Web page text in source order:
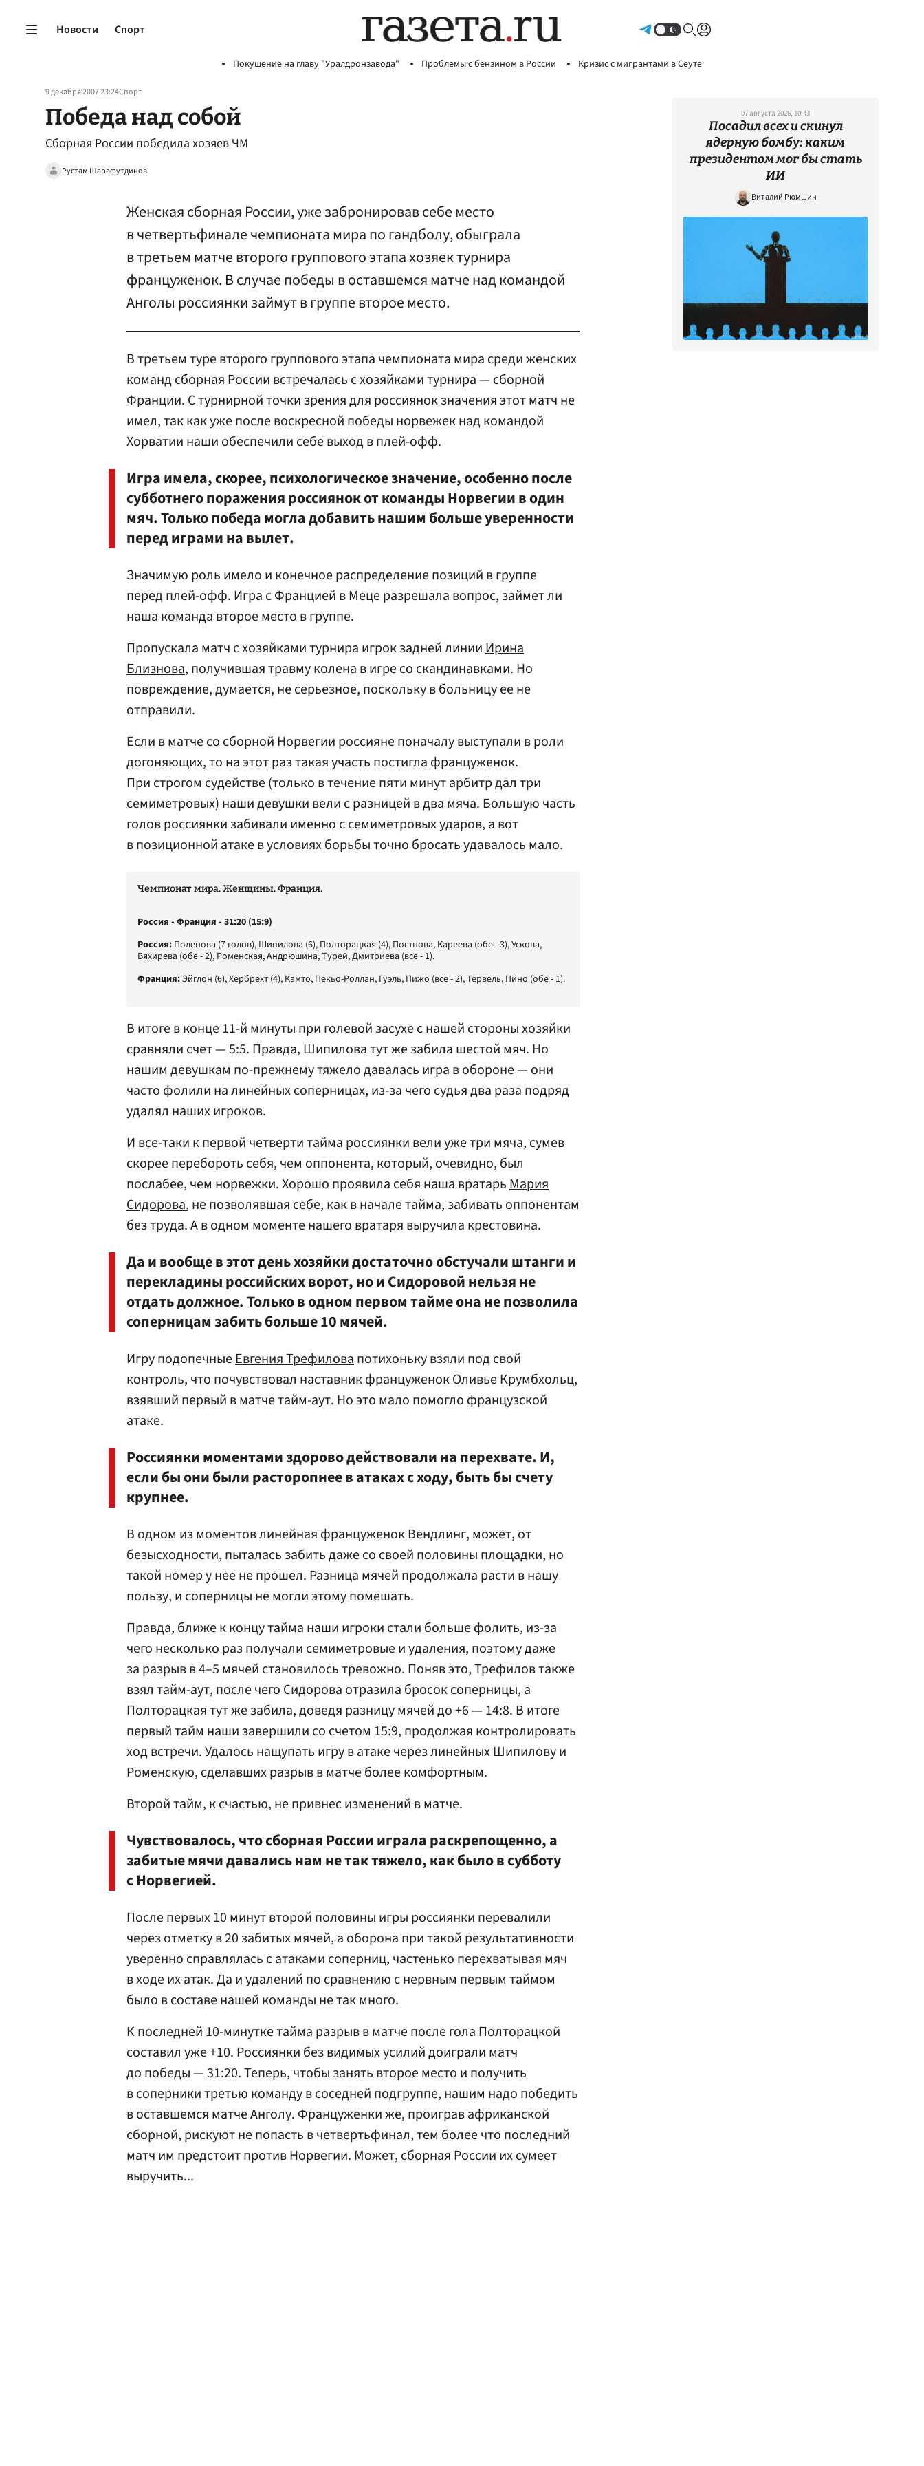
Новости Спорт
Покушение на главу "Уралдронзавода" Проблемы с бензином в России Кризис с мигрантами в Сеуте
9 декабря 2007 23:24Спорт
Победа над собой
Сборная России победила хозяев ЧМ
Рустам Шарафутдинов
Женская сборная России, уже забронировав себе место
в четвертьфинале чемпионата мира по гандболу, обыграла
в третьем матче второго группового этапа хозяек турнира
француженок. В случае победы в оставшемся матче над командой
Анголы россиянки займут в группе второе место.
В третьем туре второго группового этапа чемпионата мира среди женских
команд сборная России встречалась с хозяйками турнира — сборной
Франции. С турнирной точки зрения для россиянок значения этот матч не
имел, так как уже после воскресной победы норвежек над командой
Хорватии наши обеспечили себе выход в плей-офф.
Игра имела, скорее, психологическое значение, особенно после
субботнего поражения россиянок от команды Норвегии в один
мяч. Только победа могла добавить нашим больше уверенности
перед играми на вылет.
Значимую роль имело и конечное распределение позиций в группе
перед плей-офф. Игра с Францией в Меце разрешала вопрос, займет ли
наша команда второе место в группе.
Пропускала матч с хозяйками турнира игрок задней линииИрина
Близнова, получившая травму колена в игре со скандинавками. Но
повреждение, думается, не серьезное, поскольку в больницу ее не
отправили.
Если в матче со сборной Норвегии россияне поначалу выступали в роли
догоняющих, то на этот раз такая участь постигла француженок.
При строгом судействе (только в течение пяти минут арбитр дал три
семиметровых) наши девушки вели с разницей в два мяча. Большую часть
голов россиянки забивали именно с семиметровых ударов, а вот
в позиционной атаке в условиях борьбы точно бросать удавалось мало.
Чемпионат мира. Женщины. Франция.
Россия - Франция - 31:20 (15:9)
Россия: Поленова (7 голов), Шипилова (6), Полторацкая (4), Постнова, Кареева (обе - 3), Ускова,
Вяхирева (обе - 2), Роменская, Андрюшина, Турей, Дмитриева (все - 1).
Франция:Эйглон (6), Хербрехт (4), Камто, Пекьо-Роллан, Гуэль, Пижо (все - 2), Тервель, Пино (обе - 1).
В итоге в конце 11-й минуты при голевой засухе с нашей стороны хозяйки
сравняли счет — 5:5. Правда, Шипилова тут же забила шестой мяч. Но
нашим девушкам по-прежнему тяжело давалась игра в обороне — они
часто фолили на линейных соперницах, из-за чего судья два раза подряд
удалял наших игроков.
И все-таки к первой четверти тайма россиянки вели уже три мяча, сумев
скорее перебороть себя, чем оппонента, который, очевидно, был
послабее, чем норвежки. Хорошо проявила себя наша вратарьМария
Сидорова, не позволявшая себе, как в начале тайма, забивать оппонентам
без труда. А в одном моменте нашего вратаря выручила крестовина.
Да и вообще в этот день хозяйки достаточно обстучали штанги и
перекладины российских ворот, но и Сидоровой нельзя не
отдать должное. Только в одном первом тайме она не позволила
соперницам забить больше 10 мячей.
Игру подопечныеЕвгения Трефиловапотихоньку взяли под свой
контроль, что почувствовал наставник француженок Оливье Крумбхольц,
взявший первый в матче тайм-аут. Но это мало помогло французской
атаке.
Россиянки моментами здорово действовали на перехвате. И,
если бы они были расторопнее в атаках с ходу, быть бы счету
крупнее.
В одном из моментов линейная француженок Вендлинг, может, от
безысходности, пыталась забить даже со своей половины площадки, но
такой номер у нее не прошел. Разница мячей продолжала расти в нашу
пользу, и соперницы не могли этому помешать.
Правда, ближе к концу тайма наши игроки стали больше фолить, из-за
чего несколько раз получали семиметровые и удаления, поэтому даже
за разрыв в 4–5 мячей становилось тревожно. Поняв это, Трефилов также
взял тайм-аут, после чего Сидорова отразила бросок соперницы, а
Полторацкая тут же забила, доведя разницу мячей до +6 — 14:8. В итоге
первый тайм наши завершили со счетом 15:9, продолжая контролировать
ход встречи. Удалось нащупать игру в атаке через линейных Шипилову и
Роменскую, сделавших разрыв в матче более комфортным.
Второй тайм, к счастью, не привнес изменений в матче.
Чувствовалось, что сборная России играла раскрепощенно, а
забитые мячи давались нам не так тяжело, как было в субботу
с Норвегией.
После первых 10 минут второй половины игры россиянки перевалили
через отметку в 20 забитых мячей, а оборона при такой результативности
уверенно справлялась с атаками соперниц, частенько перехватывая мяч
в ходе их атак. Да и удалений по сравнению с нервным первым таймом
было в составе нашей команды не так много.
К последней 10-минутке тайма разрыв в матче после гола Полторацкой
составил уже +10. Россиянки без видимых усилий доиграли матч
до победы — 31:20. Теперь, чтобы занять второе место и получить
в соперники третью команду в соседней подгруппе, нашим надо победить
в оставшемся матче Анголу. Француженки же, проиграв африканской
сборной, рискуют не попасть в четвертьфинал, тем более что последний
матч им предстоит против Норвегии. Может, сборная России их сумеет
выручить...
07 августа 2026, 10:43
Посадил всех и скинул
ядерную бомбу: каким
президентом мог бы стать
ИИ
Виталий Рюмшин